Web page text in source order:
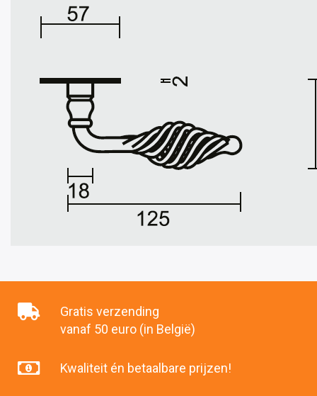
Gratis verzending
vanaf 50 euro (in België)
Kwaliteit én betaalbare prijzen!